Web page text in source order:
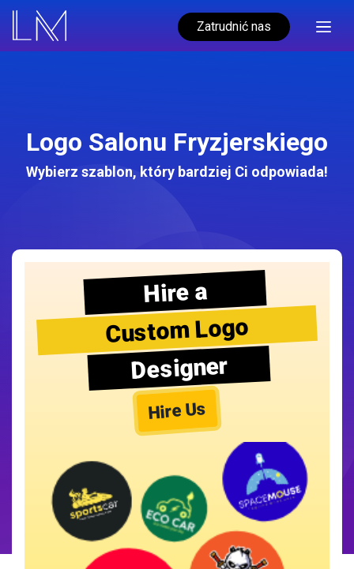
Zatrudnić nas
Logo Salonu Fryzjerskiego
Wybierz szablon, który bardziej Ci odpowiada!
Hire a
Custom Logo
Designer
Hire Us